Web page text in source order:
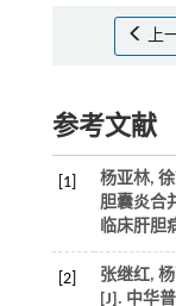
上
参考文献
[1]
杨亚林,
胆囊炎合
临床肝胆
[2]
张继红,
[J]. 中华